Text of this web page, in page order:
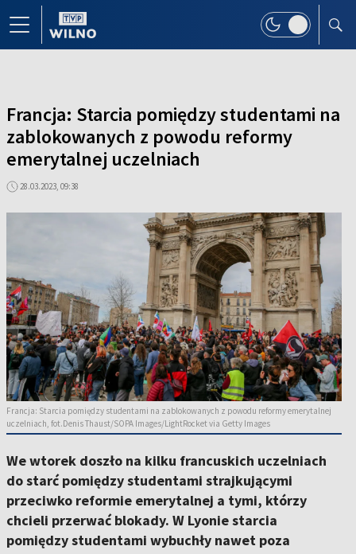
Francja: Starcia pomiędzy studentami na
zablokowanych z powodu reformy
emerytalnej uczelniach
28.03.2023, 09:38
Francja: Starcia pomiędzy studentami na zablokowanych z powodu reformy emerytalnej
uczelniach, fot.Denis Thaust/SOPA Images/LightRocket via Getty Images
We wtorek doszło na kilku francuskich uczelniach
do starć pomiędzy studentami strajkującymi
przeciwko reformie emerytalnej a tymi, którzy
chcieli przerwać blokady. W Lyonie starcia
pomiędzy studentami wybuchły nawet poza